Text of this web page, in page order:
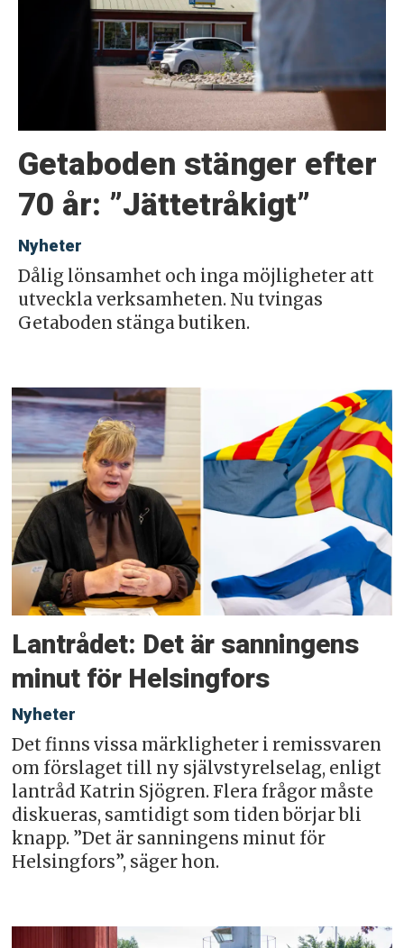
Getaboden stänger efter
70 år: ”Jättetråkigt”
Nyheter
Dålig lönsamhet och inga möjligheter att
utveckla verksamheten. Nu tvingas
Getaboden stänga butiken.
Lantrådet: Det är sanningens
minut för Helsingfors
Nyheter
Det finns vissa märkligheter i remissvaren
om förslaget till ny självstyrelselag, enligt
lantråd Katrin Sjögren. Flera frågor måste
diskueras, samtidigt som tiden börjar bli
knapp. ”Det är sanningens minut för
Helsingfors”, säger hon.